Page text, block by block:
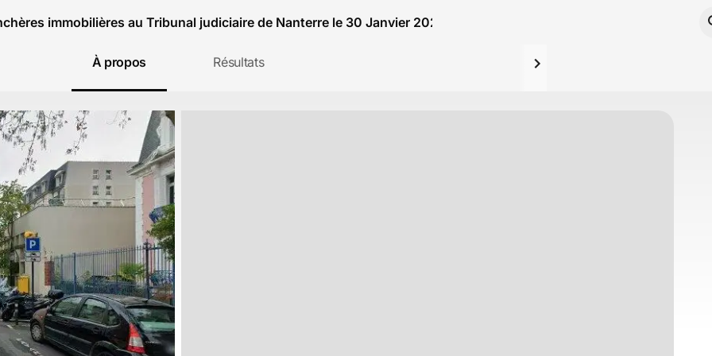
immobilières au Tribunal judiciaire de Nanterre le 30 Janvier 2025
À propos Résultats